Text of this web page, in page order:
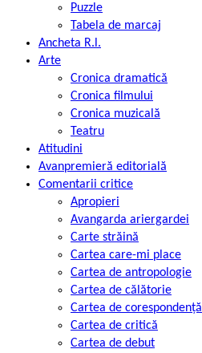
Puzzle
Tabela de marcaj
Ancheta R.l.
Arte
Cronica dramatică
Cronica filmului
Cronica muzicală
Teatru
Atitudini
Avanpremieră editorială
Comentarii critice
Apropieri
Avangarda ariergardei
Carte străină
Cartea care-mi place
Cartea de antropologie
Cartea de călătorie
Cartea de corespondență
Cartea de critică
Cartea de debut